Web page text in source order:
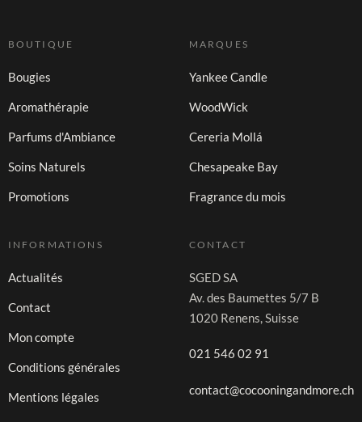
BOUTIQUE
Bougies
Aromathérapie
Parfums d'Ambiance
Soins Naturels
Promotions
MARQUES
Yankee Candle
WoodWick
Cereria Mollá
Chesapeake Bay
Fragrance du mois
INFORMATIONS
Actualités
Contact
Mon compte
Conditions générales
Mentions légales
CONTACT
SGED SA
Av. des Baumettes 5/7 B
1020 Renens, Suisse
021 546 02 91
contact@cocooningandmore.ch